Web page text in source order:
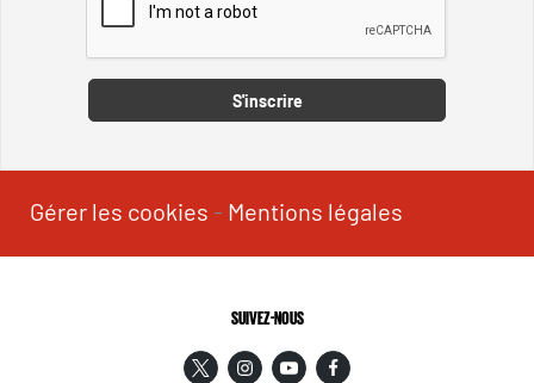
S'inscrire
Gérer les cookies - Mentions légales
SUIVEZ-NOUS